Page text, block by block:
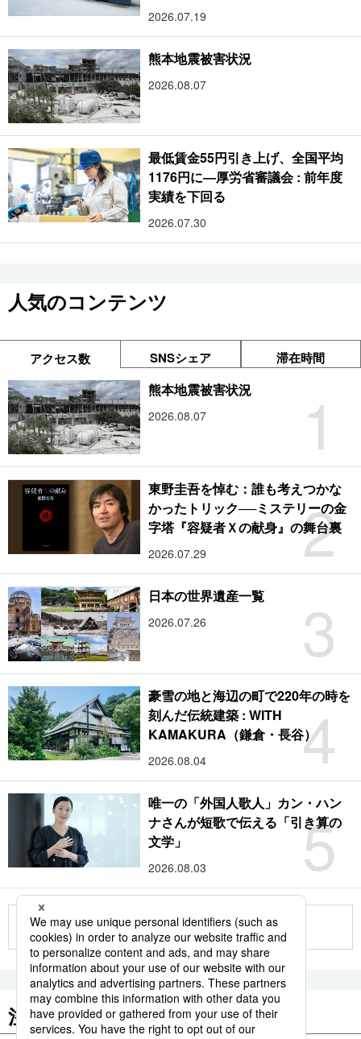
2026.07.19
熊本地震被害状況
2026.08.07
最低賃金55円引き上げ、全国平均
1176円に―厚労省審議会 : 前年度
実績を下回る
2026.07.30
人気のコンテンツ
アクセス数 SNSシェア 滞在時間
1
熊本地震被害状況
2026.08.07
2
東野圭吾を悼む：誰も考えつかな
かったトリック──ミステリーの金
字塔『容疑者Ｘの献身』の舞台裏
2026.07.29
3
日本の世界遺産一覧
2026.07.26
4
豪雪の地と海辺の町で220年の時を
刻んだ伝統建築 : WITH
KAMAKURA（鎌倉・長谷）
2026.08.04
5
唯一の「外国人歌人」カン・ハン
ナさんが短歌で伝える「引き算の
文学」
2026.08.03
もっと見る
注目のキーワード